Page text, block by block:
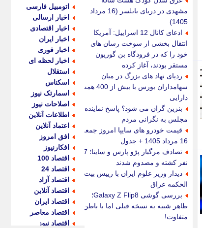
مشهدی در دریای بابلسر (16 مرداد
1405)
ادعای کانال 12 اسراییل: آمریکا
انتقال بخشی از سوخت رسان های
خود را که در فرودگاه بن گوریون
مستقر بودند، آغاز کرده
ردپای نهاد های بزرگ در میان
سهامداران بورس با بیش از 400 همت
دارایی
بنزین گران می شود؟ پاسخ نماینده
مجلس به نگرانی مردم
قیمت خودرو های سایپا امروز جمعه
16 مرداد 1405 + جدول
تصادف مرگبار پژو پارس و ساینا؛ 7
نفر کشته و مصدوم شدند
دیدار وزیر علوم ایران با رییس بیت
الحکمه عراق
بررسی گوشی Galaxy Z Flip8؛
ظاهر شبیه به نسخه قبلی اما با باطن
متفاوت!
اتومبیل فارسی
اخبار ارسالی
اخبار اقتصادی
اخبار ایران
اخبار فوری
اخبار لحظه ای
استقلال
اسکناس
اسمارتک نیوز
اصلاحات نیوز
اطلاعات آنلاین
اعتماد آنلاین
افق امروز
افکارنیوز
اقتصاد 100
اقتصاد 24
اقتصاد آزاد
اقتصاد آنلاین
اقتصاد ایران
اقتصاد معاصر
اقتصاد نیوز